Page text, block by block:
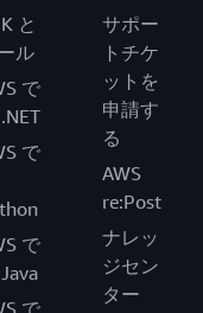
と
ル
で
で
で
サポー
トチケ
ットを
申請す
る
AWS
re:Post
ナレッ
ジセン
ター